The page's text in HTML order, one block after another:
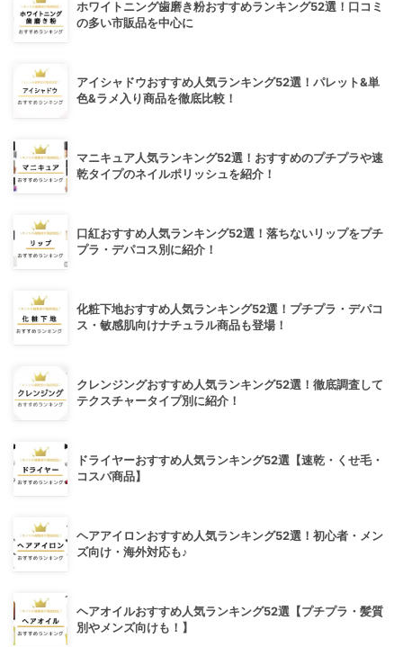
ホワイトニング歯磨き粉おすすめランキング52選！口コミ
の多い市販品を中心に
アイシャドウおすすめ人気ランキング52選！パレット&単
色&ラメ入り商品を徹底比較！
マニキュア人気ランキング52選！おすすめのプチプラや速
乾タイプのネイルポリッシュを紹介！
口紅おすすめ人気ランキング52選！落ちないリップをプチ
プラ・デパコス別に紹介！
化粧下地おすすめ人気ランキング52選！プチプラ・デパコ
ス・敏感肌向けナチュラル商品も登場！
クレンジングおすすめ人気ランキング52選！徹底調査して
テクスチャータイプ別に紹介！
ドライヤーおすすめ人気ランキング52選【速乾・くせ毛・
コスパ商品】
ヘアアイロンおすすめ人気ランキング52選！初心者・メン
ズ向け・海外対応も♪
ヘアオイルおすすめ人気ランキング52選【プチプラ・髪質
別やメンズ向けも！】